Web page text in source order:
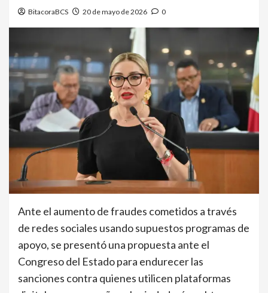
BitacoraBCS 20 de mayo de 2026 0
Ante el aumento de fraudes cometidos a través
de redes sociales usando supuestos programas de
apoyo, se presentó una propuesta ante el
Congreso del Estado para endurecer las
sanciones contra quienes utilicen plataformas